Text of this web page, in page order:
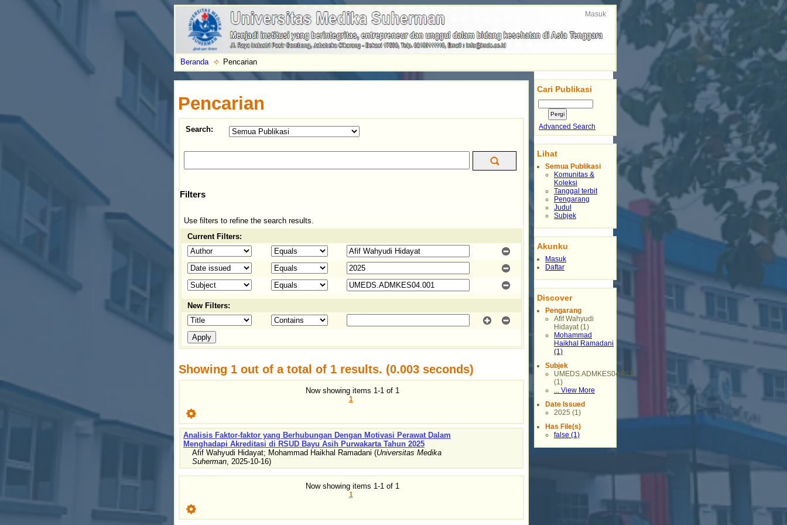
Beranda Pencarian
Masuk
Pencarian
Search:
Filters
Use filters to refine the search results.
Current Filters:
New Filters:
Showing 1 out of a total of 1 results. (0.003 seconds)
Now showing items 1-1 of 1
1
Analisis Faktor-faktor yang Berhubungan Dengan Motivasi Perawat Dalam
Menghadapi Akreditasi di RSUD Bayu Asih Purwakarta Tahun 2025
Afif Wahyudi Hidayat; Mohammad Haikhal Ramadani (Universitas Medika
Suherman 2025-10-16)
Now showing items 1-1 of 1
1
Cari Publikasi
Advanced Search
Lihat
Semua Publikasi
Komunitas &
Koleksi
Tanggal terbit
Pengarang
Judul
Subjek
Akunku
Masuk
Daftar
Discover
Pengarang
Afif Wahyudi
Hidayat (1)
Mohammad
Haikhal Ramadani
(1)
Subjek
UMEDS.ADMKES04.001
(1)
... View More
Date Issued
2025 (1)
Has File(s)
false (1)